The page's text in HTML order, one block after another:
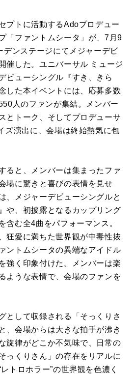
プトに活動するAdoプロデュー
「ファントムシータ」が、7月9
デンステージにてメジャーデビ
催した。ユニバーサル ミュージ
ビューシングル『すき、きら
した本イベントには、応募多数
人のファンが集結。メンバー
とトーク、そしてプロデューサ
ズ演出に、会場は終始熱気に包
ると、メンバーは集まったファ
場に驚きと喜びの表情を見せ
、メジャーデビューシングルと
や、初披露となるカップリング
含む全4曲をパフォーマンス。
狂愛に満ちた世界観が中毒性抜
ントムシータの異端なアイドル
強く印象付けた。メンバーは楽
ような表情で、会場のファンを
として収録される「そっくりさ
、会場からは大きな拍手が沸き
旋律がどこか不気味で、日常の
っくりさん」の存在をリアルに
トロホラー”の世界観を色濃く